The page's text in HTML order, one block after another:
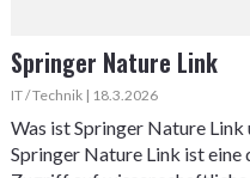
Springer Nature Link
IT / Technik | 18.3.2026
Was ist Springer Nature Link
Springer Nature Link ist